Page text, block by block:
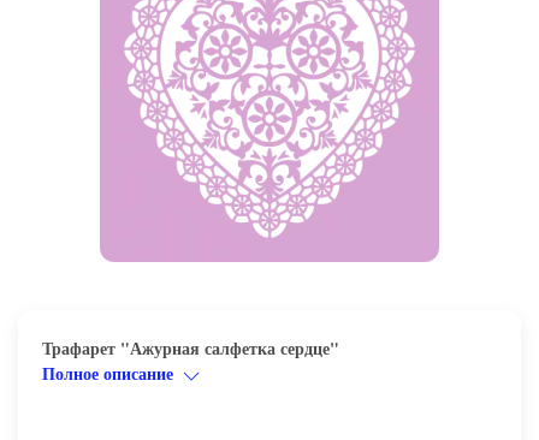
Трафарет "Ажурная салфетка сердце"
Полное описание